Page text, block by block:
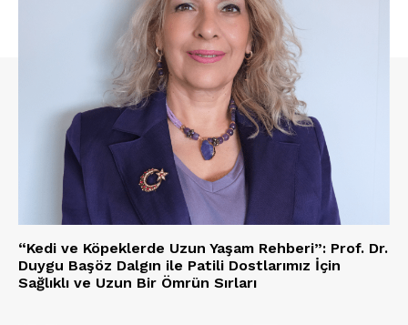
“Kedi ve Köpeklerde Uzun Yaşam Rehberi”: Prof. Dr.
Duygu Başöz Dalgın ile Patili Dostlarımız İçin
Sağlıklı ve Uzun Bir Ömrün Sırları